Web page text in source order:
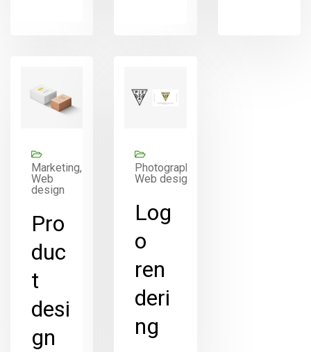
Marketing,
Web
design
Pro
duc
t
desi
gn
Photography,
Web design
Log
o
ren
deri
ng